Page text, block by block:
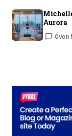
Aurora
0von